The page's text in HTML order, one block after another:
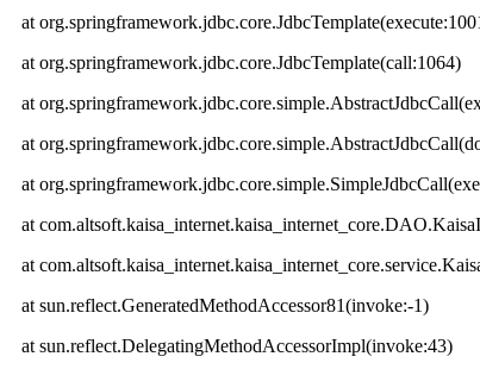
at
at org.springframework.jdbc.core.JdbcTemplate(call:1064)
at
at
at
at
at
at sun.reflect.GeneratedMethodAccessor81(invoke:-1)
at sun.reflect.DelegatingMethodAccessorImpl(invoke:43)